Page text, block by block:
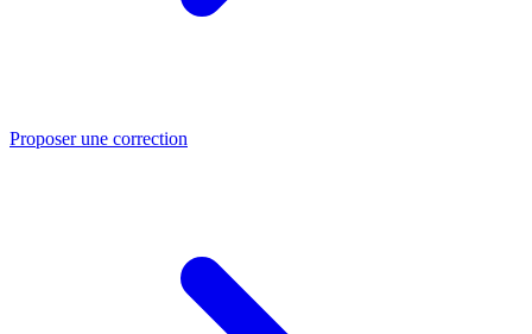
Proposer une correction